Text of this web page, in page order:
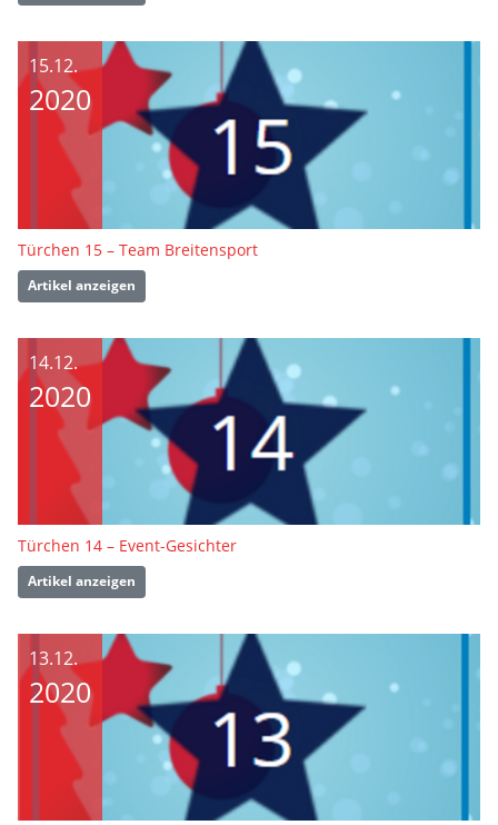
15.12.
2020
Türchen 15 – Team Breitensport
Artikel anzeigen
14.12.
2020
Türchen 14 – Event-Gesichter
Artikel anzeigen
13.12.
2020